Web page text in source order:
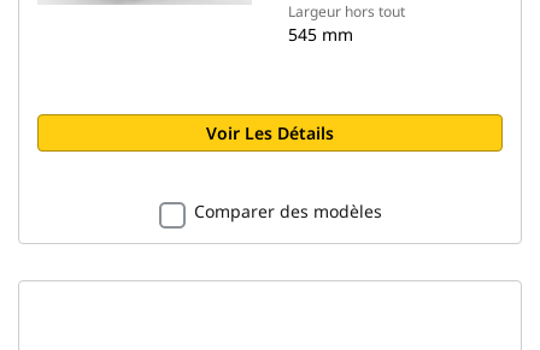
Largeur hors tout
545 mm
Voir Les Détails
Comparer des modèles